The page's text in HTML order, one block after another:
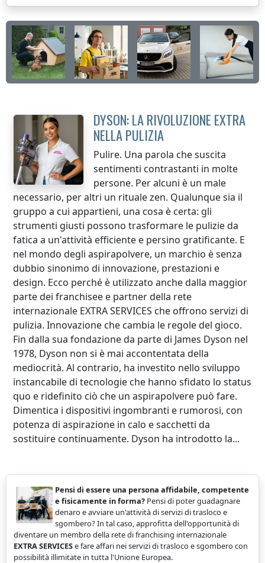
DYSON: LA RIVOLUZIONE EXTRA
NELLA PULIZIA
Pulire. Una parola che suscita
sentimenti contrastanti in molte
persone. Per alcuni è un male
necessario, per altri un rituale zen. Qualunque sia il
gruppo a cui appartieni, una cosa è certa: gli
strumenti giusti possono trasformare le pulizie da
fatica a un'attività efficiente e persino gratificante. E
nel mondo degli aspirapolvere, un marchio è senza
dubbio sinonimo di innovazione, prestazioni e
design. Ecco perché è utilizzato anche dalla maggior
parte dei franchisee e partner della rete
internazionale EXTRA SERVICES che offrono servizi di
pulizia. Innovazione che cambia le regole del gioco.
Fin dalla sua fondazione da parte di James Dyson nel
1978, Dyson non si è mai accontentata della
mediocrità. Al contrario, ha investito nello sviluppo
instancabile di tecnologie che hanno sfidato lo status
quo e ridefinito ciò che un aspirapolvere può fare.
Dimentica i dispositivi ingombranti e rumorosi, con
potenza di aspirazione in calo e sacchetti da
sostituire continuamente. Dyson ha introdotto la...
Pensi di essere una persona affidabile, competente
e fisicamente in forma? Pensi di poter guadagnare
denaro e avviare un'attività di servizi di trasloco e
sgombero? In tal caso, approfitta dell'opportunità di
diventare un membro della rete di franchising internazionale
EXTRA SERVICESe fare affari nei servizi di trasloco e sgombero con
possibilità illimitate in tutta l'Unione Europea.